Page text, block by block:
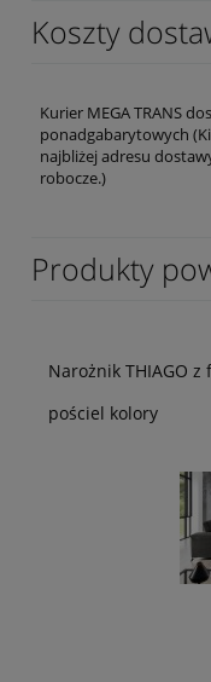
Koszty
Cena nie zawiera
Kurier MEGA TRANS
ponadgabarytowych
najbliżej adresu
robocze.)
Produkty
Narożnik THIAGO
pościel kolory